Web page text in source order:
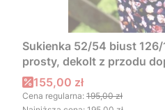
Sukienka 52/54 biust 126/
prosty, dekolt z przodu
DROBNA DZIKA RÓŻA
Cena promocyjna
155,00 zł
Cena regularna: 195,00 zł